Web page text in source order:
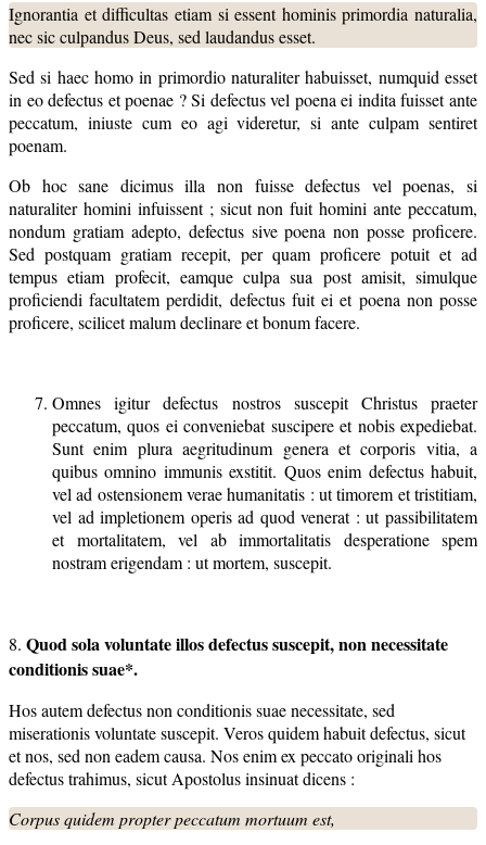
Ignorantia et difficultas etiam si essent hominis primordia naturalia,
nec sic culpandus Deus, sed laudandus esset.
Sed si haec homo in primordio naturaliter habuisset, numquid esset
in eo defectus et poenae ? Si defectus vel poena ei indita fuisset ante
peccatum, iniuste cum eo agi videretur, si ante culpam sentiret
poenam.
Ob hoc sane dicimus illa non fuisse defectus vel poenas, si
naturaliter homini infuissent ; sicut non fuit homini ante peccatum,
nondum gratiam adepto, defectus sive poena non posse proficere.
Sed postquam gratiam recepit, per quam proficere potuit et ad
tempus etiam profecit, eamque culpa sua post amisit, simulque
proficiendi facultatem perdidit, defectus fuit ei et poena non posse
proficere, scilicet malum declinare et bonum facere.
Omnes igitur defectus nostros suscepit Christus praeter
peccatum, quos ei conveniebat suscipere et nobis expediebat.
Sunt enim plura aegritudinum genera et corporis vitia, a
quibus omnino immunis exstitit. Quos enim defectus habuit,
vel ad ostensionem verae humanitatis : ut timorem et tristitiam,
vel ad impletionem operis ad quod venerat : ut passibilitatem
et mortalitatem, vel ab immortalitatis desperatione spem
nostram erigendam : ut mortem, suscepit.
8. Quod sola voluntate illos defectus suscepit, non necessitate
conditionis suae*.
Hos autem defectus non conditionis suae necessitate, sed
miserationis voluntate suscepit. Veros quidem habuit defectus, sicut
et nos, sed non eadem causa. Nos enim ex peccato originali hos
defectus trahimus, sicut Apostolus insinuat dicens :
Corpus quidem propter peccatum mortuum est,